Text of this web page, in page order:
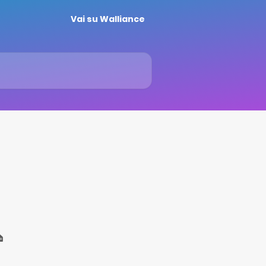
Vai su Walliance